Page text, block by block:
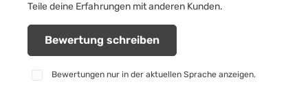
Teile deine Erfahrungen mit anderen Kunden.
Bewertung schreiben
Bewertungen nur in der aktuellen Sprache anzeigen.